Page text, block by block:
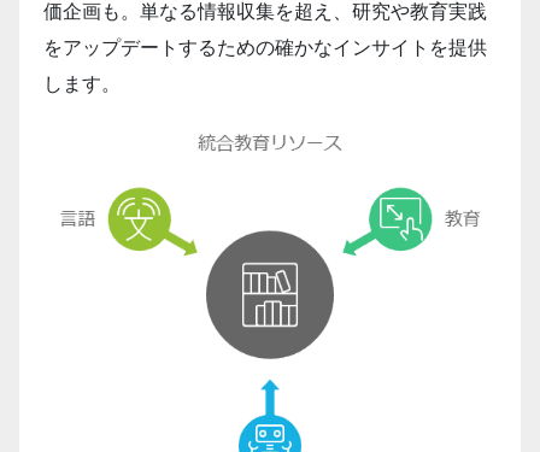
価企画も。単なる情報収集を超え、研究や教育実践
をアップデートするための確かなインサイトを提供
します。